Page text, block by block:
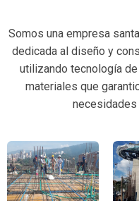
Somos una empresa
dedicada al diseño y
utilizando tecnología
materiales que